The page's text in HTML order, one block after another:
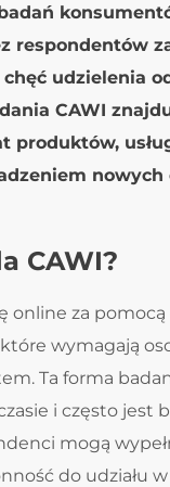
respondentów
chęć udzielenia
CAWI
produktów,
nowych
CAWI?
online za
wymagają
Ta forma
i często jest
mogą
do udziału